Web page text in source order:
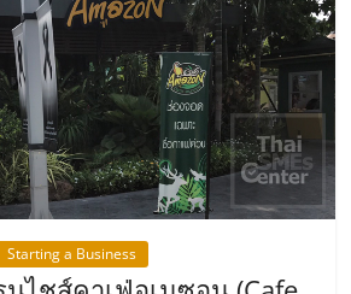
Starting a Business